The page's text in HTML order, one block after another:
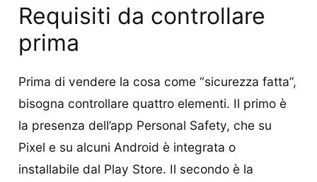
Requisiti da controllare
prima
Prima di vendere la cosa come “sicurezza fatta”,
bisogna controllare quattro elementi. Il primo è
la presenza dell’app Personal Safety, che su
Pixel e su alcuni Android è integrata o
installabile dal Play Store. Il secondo è la